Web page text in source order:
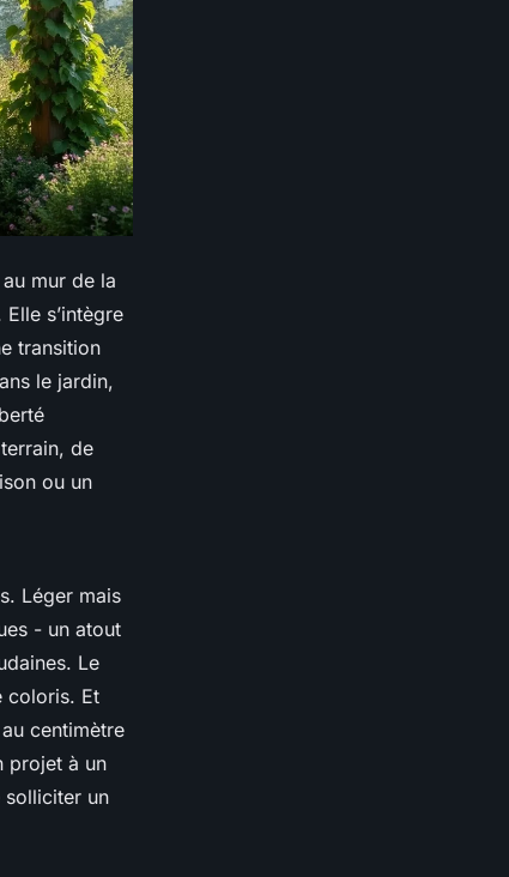
au mur de la
s’intègre
transition
le jardin,
de
ou un
Léger mais
- un atout
Le
coloris. Et
centimètre
projet à un
solliciter un